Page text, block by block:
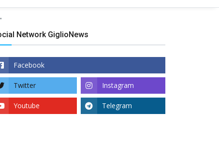
Network GiglioNews
Facebook
Twitter Instagram
Youtube Telegram